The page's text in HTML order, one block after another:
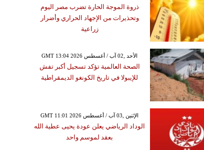
ذروة الموجة الحارة تضرب مصر اليوم
وتحذيرات من الإجهاد الحراري وأضرار
زراعية
GMT 13:04 2026 الأحد ,02 آب / أغسطس
الصحة العالمية تؤكد تسجيل أكبر تفش
للإيبولا في تاريخ الكونغو الديمقراطية
GMT 11:01 2026 الإثنين ,03 آب / أغسطس
الوداد الرياضي يعلن عودة يحيى عطية الله
بعقد لموسم واحد